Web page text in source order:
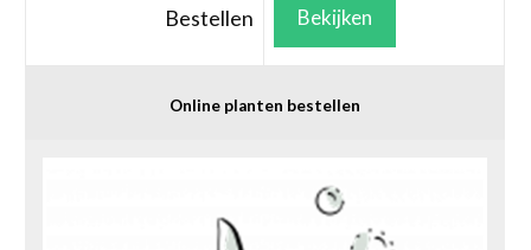
Bestellen Bekijken
Online planten bestellen